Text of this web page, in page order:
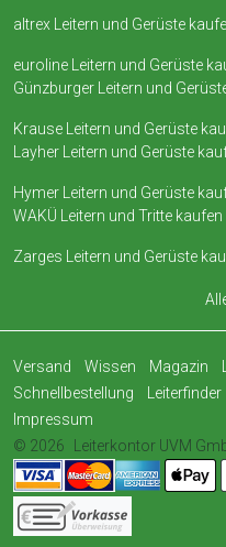
altrex Leitern und Gerüste
euroline Leitern und Gerüste
Günzburger Leitern und
Krause Leitern und Gerüste
Layher Leitern und Gerüste
Hymer Leitern und Gerüste
WAKÜ Leitern und Tritte kaufen
Zarges Leitern und Gerüste
Versand Wissen Magazin
Schnellbestellung
Leiterfinder
Impressum
© 2026
Leiterkontor UVM